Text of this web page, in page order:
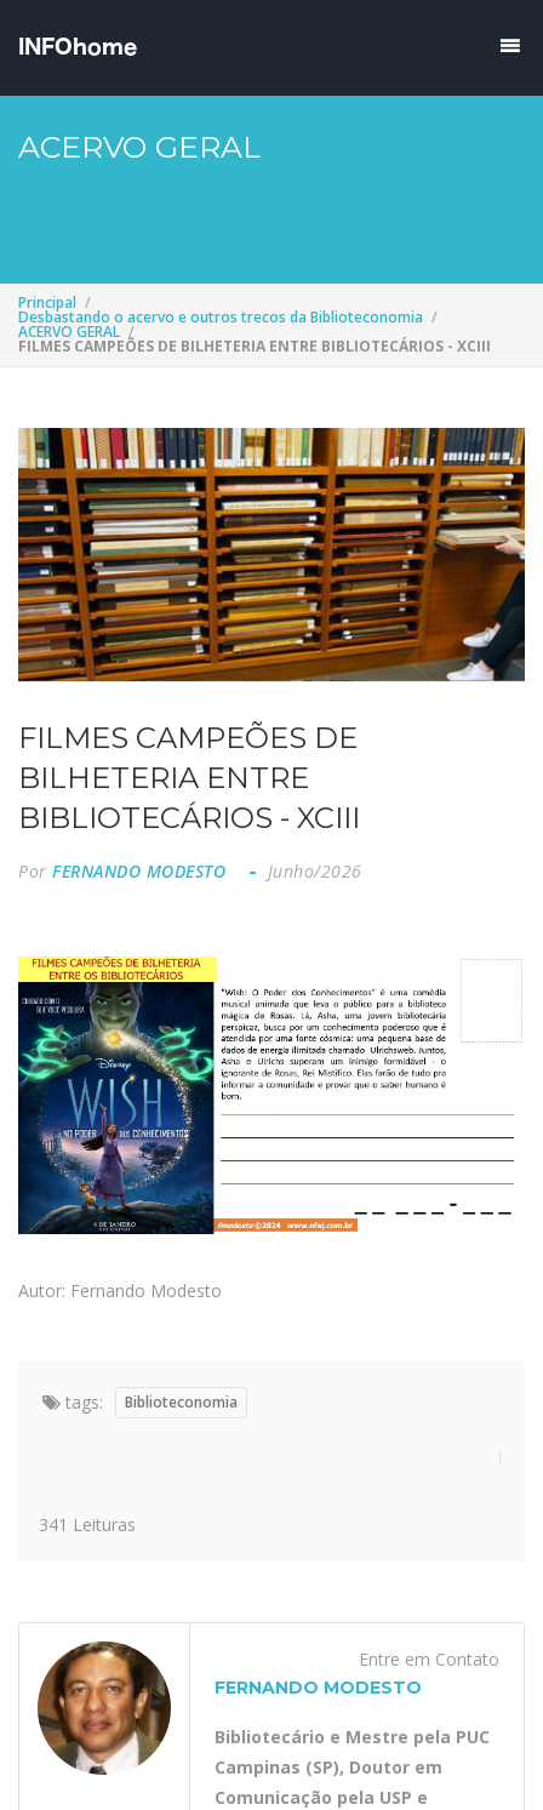
ACERVO GERAL
Principal
Desbastando o acervo e outros trecos da Biblioteconomia
ACERVO GERAL
FILMES CAMPEÕES DE BILHETERIA ENTRE BIBLIOTECÁRIOS - XCIII
FILMES CAMPEÕES DE
BILHETERIA ENTRE
BIBLIOTECÁRIOS - XCIII
Por FERNANDO MODESTO Junho/2026
Autor: Fernando Modesto
tags: Biblioteconomia
341 Leituras
Entre em Contato
FERNANDO MODESTO
Bibliotecário e Mestre pela PUC
Campinas (SP), Doutor em
Comunicação pela USP e